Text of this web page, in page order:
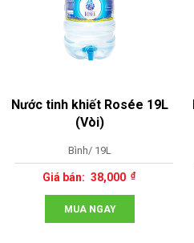
Nước tinh khiết Rosée 19L
(Vòi)
Bình/ 19L
38,000
MUA NGAY